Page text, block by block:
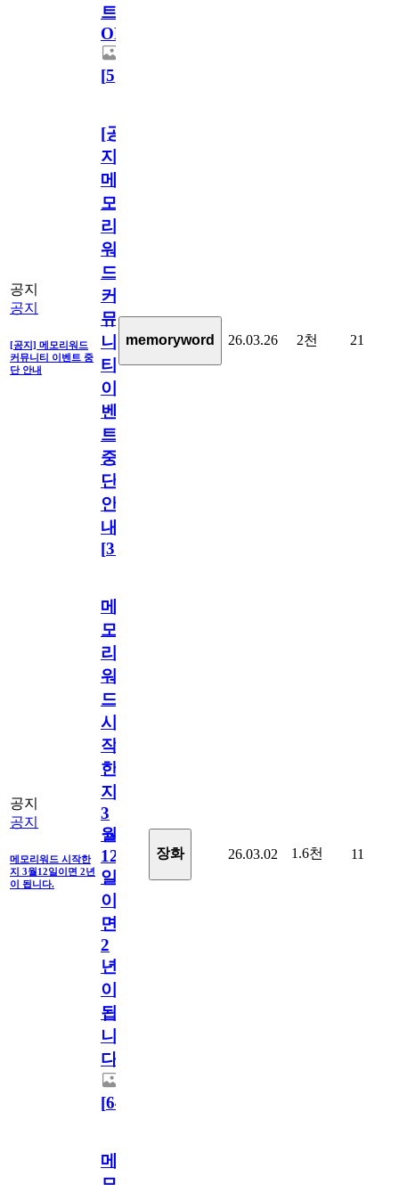
트
OPEN!
[5]
공지
공지
[공지] 메모리워드
커뮤니티 이벤트 중
단 안내
[공
지]
메
모
리
워
드
커
뮤
니
티
이
벤
트
중
단
안
내
[31
memoryword 26.03.26 2천 21
공지
공지
메모리워드 시작한
지 3월12일이면 2년
이 됩니다.
메
모
리
워
드
시
작
한
지
3
월
12
일
이
면
2
년
이
됩
니
다.
[64
장화 26.03.02 1.6천 11
메